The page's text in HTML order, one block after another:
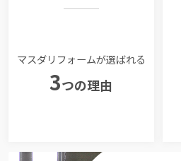
マスダリフォームが選ばれる
3つの理由